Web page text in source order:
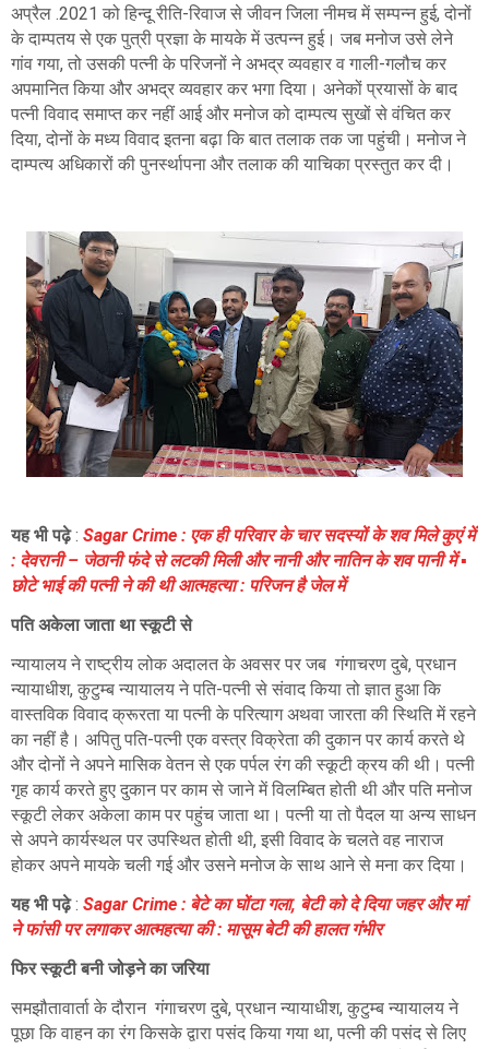
अप्रैल .2021 को हिन्दू रीति-रिवाज से जीवन जिला नीमच में सम्पन्न हुई, दोनों
के दाम्पतय से एक पुत्री प्रज्ञा के मायके में उत्पन्न हुई। जब मनोज उसे लेने
गांव गया, तो उसकी पत्नी के परिजनों ने अभद्र व्यवहार व गाली-गलौच कर
अपमानित किया और अभद्र व्यवहार कर भगा दिया। अनेकों प्रयासों के बाद
पत्नी विवाद समाप्त कर नहीं आई और मनोज को दाम्पत्य सुखों से वंचित कर
दिया, दोनों के मध्य विवाद इतना बढ़ा कि बात तलाक तक जा पहुंची। मनोज ने
दाम्पत्य अधिकारों की पुनर्स्थापना और तलाक की याचिका प्रस्तुत कर दी।
यह भी पढ़े: Sagar Crime : एक ही परिवार के चार सदस्यों के शव मिले कुएं में
: देवरानी – जेठानी फंदे से लटकी मिली और नानी और नातिन के शव पानी में ▪️
छोटे भाई की पत्नी ने की थी आत्महत्या : परिजन है जेल में
पति अकेला जाता था स्कूटी से
न्यायालय ने राष्ट्रीय लोक अदालत के अवसर पर जब गंगाचरण दुबे, प्रधान
न्यायाधीश, कुटुम्ब न्यायालय ने पति-पत्नी से संवाद किया तो ज्ञात हुआ कि
वास्तविक विवाद क्रूरता या पत्नी के परित्याग अथवा जारता की स्थिति में रहने
का नहीं है। अपितु पति-पत्नी एक वस्त्र विक्रेता की दुकान पर कार्य करते थे
और दोनों ने अपने मासिक वेतन से एक पर्पल रंग की स्कूटी क्रय की थी। पत्नी
गृह कार्य करते हुए दुकान पर काम से जाने में विलम्बित होती थी और पति मनोज
स्कूटी लेकर अकेला काम पर पहुंच जाता था। पत्नी या तो पैदल या अन्य साधन
से अपने कार्यस्थल पर उपस्थित होती थी, इसी विवाद के चलते वह नाराज
होकर अपने मायके चली गई और उसने मनोज के साथ आने से मना कर दिया।
यह भी पढ़े: Sagar Crime : बेटे का घोंटा गला, बेटी को दे दिया जहर और मां
ने फांसी पर लगाकर आत्महत्या की : मासूम बेटी की हालत गंभीर
फिर स्कूटी बनी जोड़ने का जरिया
समझौतावार्ता के दौरान गंगाचरण दुबे, प्रधान न्यायाधीश, कुटुम्ब न्यायालय ने
पूछा कि वाहन का रंग किसके द्वारा पसंद किया गया था, पत्नी की पसंद से लिए